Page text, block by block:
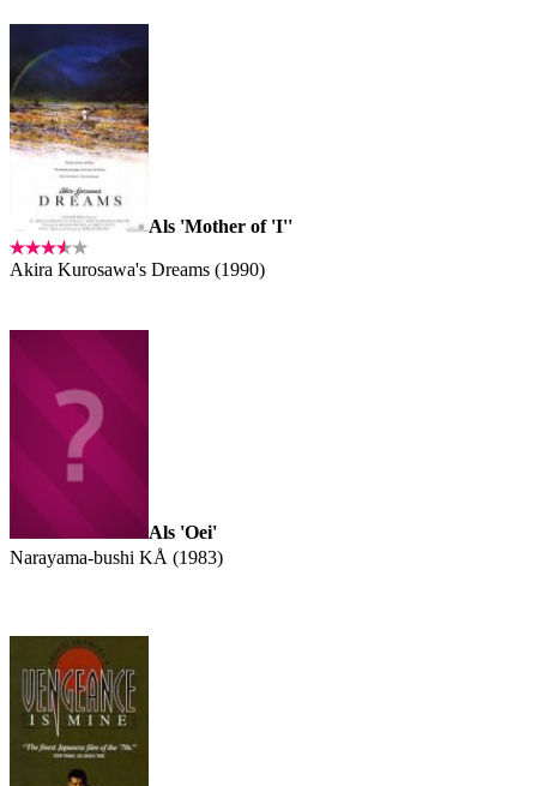
Als 'Mother of 'I''
Akira Kurosawa's Dreams (1990)
Als 'Oei'
Narayama-bushi KÅ (1983)